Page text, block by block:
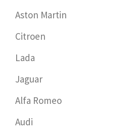
Aston Martin
Citroen
Lada
Jaguar
Alfa Romeo
Audi